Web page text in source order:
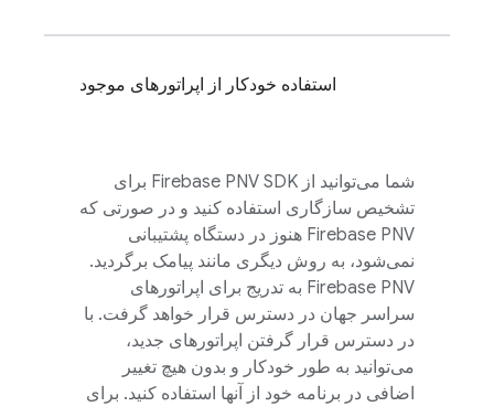
استفاده خودکار از اپراتورهای موجود
شما می‌توانید از Firebase PNV SDK برای
تشخیص سازگاری استفاده کنید و در صورتی که
Firebase PNV هنوز در دستگاه پشتیبانی
نمی‌شود، به روش دیگری مانند پیامک برگردید.
Firebase PNV به تدریج برای اپراتورهای
سراسر جهان در دسترس قرار خواهد گرفت. با
در دسترس قرار گرفتن اپراتورهای جدید،
می‌توانید به طور خودکار و بدون هیچ تغییر
اضافی در برنامه خود از آنها استفاده کنید. برای